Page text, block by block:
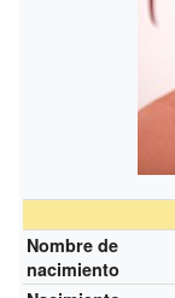
Nombre de
nacimiento